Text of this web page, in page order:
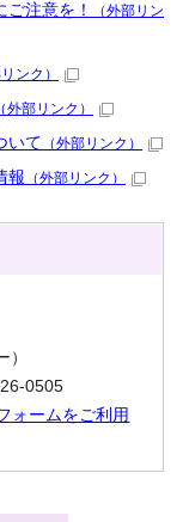
ご注意を！
（外部リン
ンク）
外部リンク）
いて （外部リンク）
報 （外部リンク）
0505
ォームをご利用